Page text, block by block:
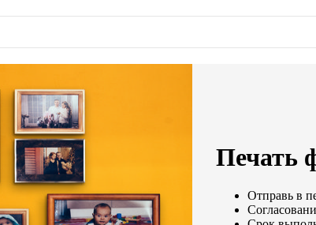
Печать
Отправь в